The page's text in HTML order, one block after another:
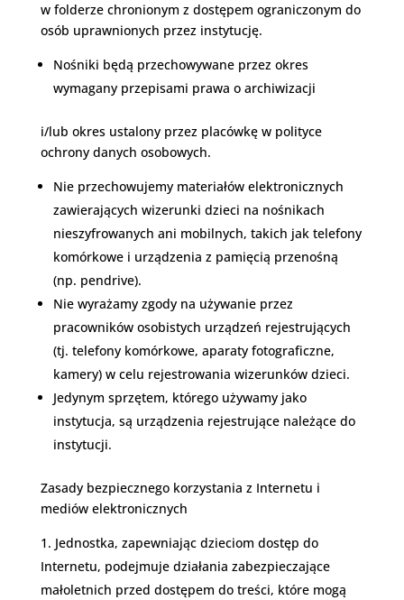
w folderze chronionym z dostępem ograniczonym do
osób uprawnionych przez instytucję.
Nośniki będą przechowywane przez okres
wymagany przepisami prawa o archiwizacji
i/lub okres ustalony przez placówkę w polityce
ochrony danych osobowych.
Nie przechowujemy materiałów elektronicznych
zawierających wizerunki dzieci na nośnikach
nieszyfrowanych ani mobilnych, takich jak telefony
komórkowe i urządzenia z pamięcią przenośną
(np. pendrive).
Nie wyrażamy zgody na używanie przez
pracowników osobistych urządzeń rejestrujących
(tj. telefony komórkowe, aparaty fotograficzne,
kamery) w celu rejestrowania wizerunków dzieci.
Jedynym sprzętem, którego używamy jako
instytucja, są urządzenia rejestrujące należące do
instytucji.
Zasady bezpiecznego korzystania z Internetu i
mediów elektronicznych
Jednostka, zapewniając dzieciom dostęp do
Internetu, podejmuje działania zabezpieczające
małoletnich przed dostępem do treści, które mogą